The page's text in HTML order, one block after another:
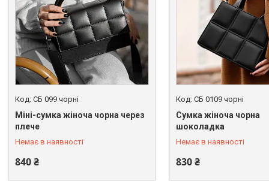
СБ 099 чорні
Міні-сумка жіноча чорна через
плече
Немає в наявності
840 ₴
+380 (67) 246-45-31
СБ 0109 чорні
Cумка жіноча чорна
шоколадка
Немає в наявності
830 ₴
+380 (67) 246-45-31